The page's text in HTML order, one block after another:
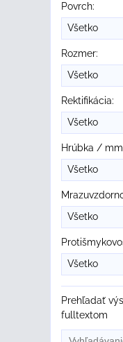
Povrch:
Všetko
Rozmer:
Všetko
Rektifikácia:
Všetko
Hrúbka /
Všetko
Všetko
Všetko
Prehľadať
fulltextom